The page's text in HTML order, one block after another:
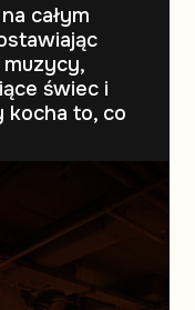
całym
świec i
kocha to, co